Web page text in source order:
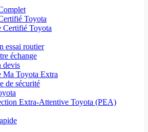
Toyota
Certifié Toyota
essai routier
échange
devis
Ma Toyota Extra
de sécurité
Extra-Attentive Toyota (PEA)